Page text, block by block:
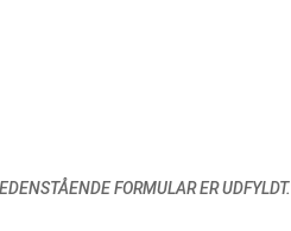
FORMULAR ER UDFYLDT.